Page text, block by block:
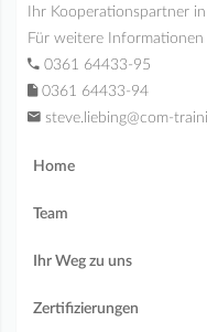
Ihr Kooperationspartner
Für weitere Informationen
0361 64433-95
0361 64433-94
steve.liebing@com-
Home
Team
Ihr Weg zu uns
Zertifizierungen